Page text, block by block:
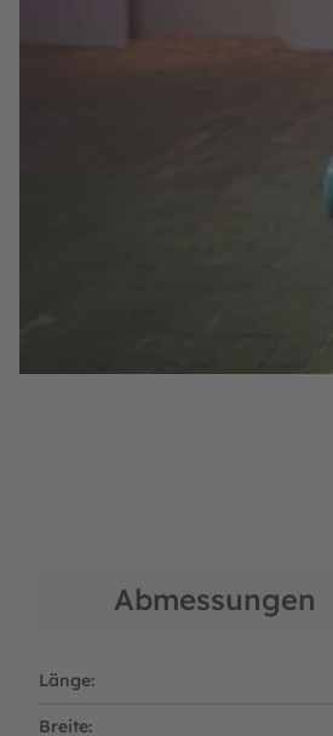
Telefon: +31 318 46 71
E-Mail:
Vertreten durch:
Niederländische
Nummer der
Abmessungen
Länge:
Breite: